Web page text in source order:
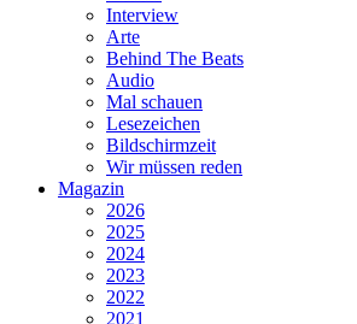
Interview
Arte
Behind The Beats
Audio
Mal schauen
Lesezeichen
Bildschirmzeit
Wir müssen reden
Magazin
2026
2025
2024
2023
2022
2021